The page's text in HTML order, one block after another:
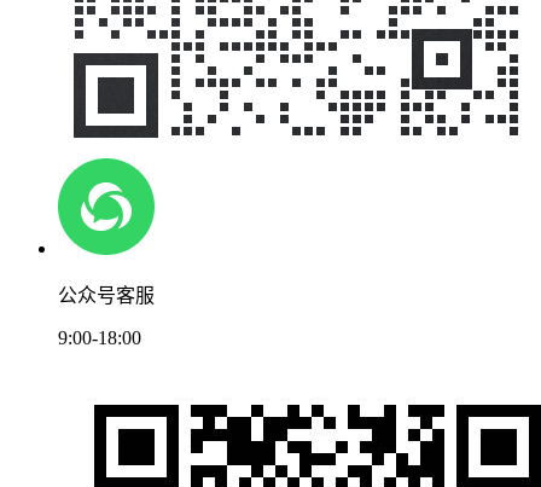
公众号客服
9:00-18:00